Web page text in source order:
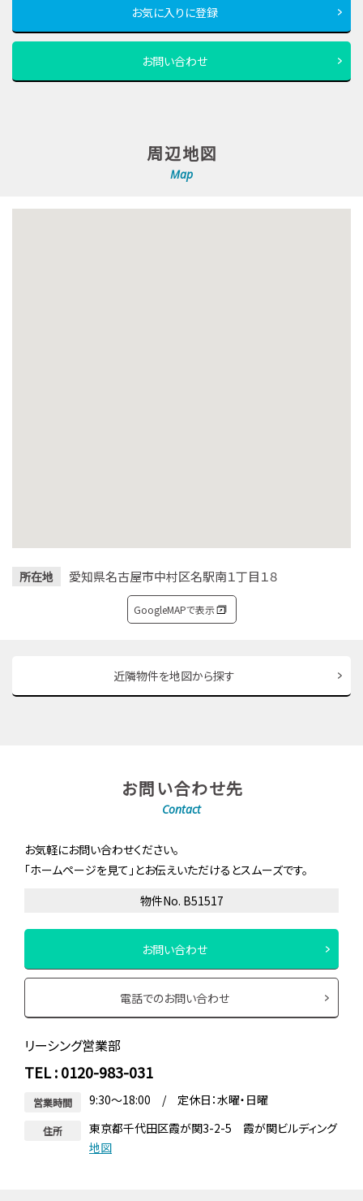
お気に入りに登録
お問い合わせ
周辺地図
Map
所在地 愛知県名古屋市中村区名駅南１丁目１８
GoogleMAPで表示
近隣物件を地図から探す
お問い合わせ先
Contact
お気軽にお問い合わせください。
「ホームページを見て」とお伝えいただけるとスムーズです。
物件No. B51517
お問い合わせ
電話でのお問い合わせ
リーシング営業部
TEL : 0120-983-031
営業時間 9:30～18:00 / 定休日：水曜・日曜
住所
東京都千代田区霞が関3-2-5 霞が関ビルディング
地図